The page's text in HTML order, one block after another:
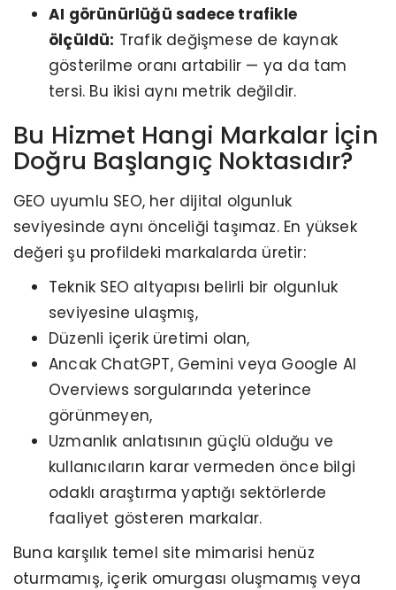
AI görünürlüğü sadece trafikle
ölçüldü: Trafik değişmese de kaynak
gösterilme oranı artabilir — ya da tam
tersi. Bu ikisi aynı metrik değildir.
Bu Hizmet Hangi Markalar İçin
Doğru Başlangıç Noktasıdır?
GEO uyumlu SEO, her dijital olgunluk
seviyesinde aynı önceliği taşımaz. En yüksek
değeri şu profildeki markalarda üretir:
Teknik SEO altyapısı belirli bir olgunluk
seviyesine ulaşmış,
Düzenli içerik üretimi olan,
Ancak ChatGPT, Gemini veya Google AI
Overviews sorgularında yeterince
görünmeyen,
Uzmanlık anlatısının güçlü olduğu ve
kullanıcıların karar vermeden önce bilgi
odaklı araştırma yaptığı sektörlerde
faaliyet gösteren markalar.
Buna karşılık temel site mimarisi henüz
oturmamış, içerik omurgası oluşmamış veya